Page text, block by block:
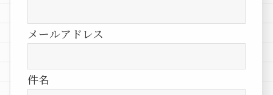
メールアドレス
件名